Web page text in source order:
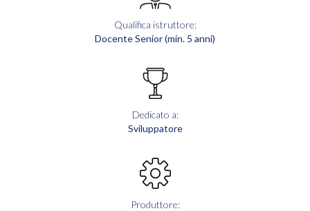
Qualifica istruttore:
Docente Senior (min. 5 anni)
Dedicato a:
Sviluppatore
Produttore: